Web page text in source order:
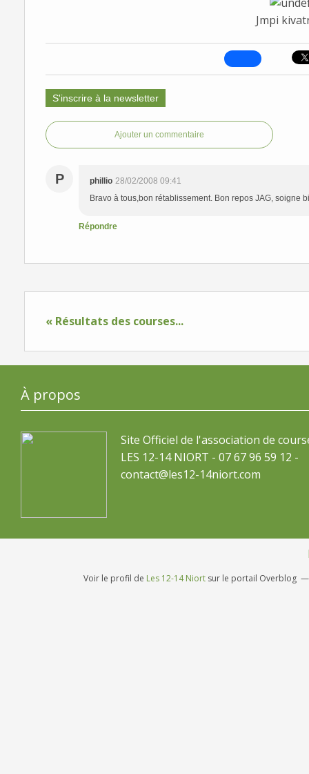
Jmpi
S'inscrire à la newsletter
Ajouter un commentaire
P phillio 28/02/2008 09:41
Bravo à tous,bon rétablissement. Bon repos JAG, soigne
Répondre
« Résultats des courses...
À propos
Site Officiel de l'association de
LES 12-14 NIORT - 07 67 96 59 12 -
contact@les12-14niort.com
Voir le profil de Les 12-14 Niort sur le portail Overblog